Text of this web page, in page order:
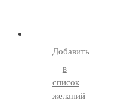
Добавить
в
список
желаний